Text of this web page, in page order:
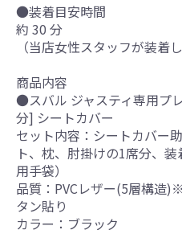
●装着目安時間
約 30 分
（当店女性スタッフが装着
商品内容
●スバル ジャスティ専用プ
分] シートカバー
セット内容：シートカバー
ト、枕、肘掛けの1席分、
用手袋）
品質：PVCレザー(5層構造
タン貼り
カラー：ブラック